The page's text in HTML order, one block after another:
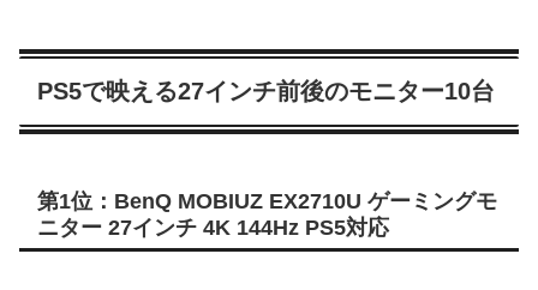
PS5で映える27インチ前後のモニター10台
第1位：BenQ MOBIUZ EX2710U ゲーミングモ
ニター 27インチ 4K 144Hz PS5対応